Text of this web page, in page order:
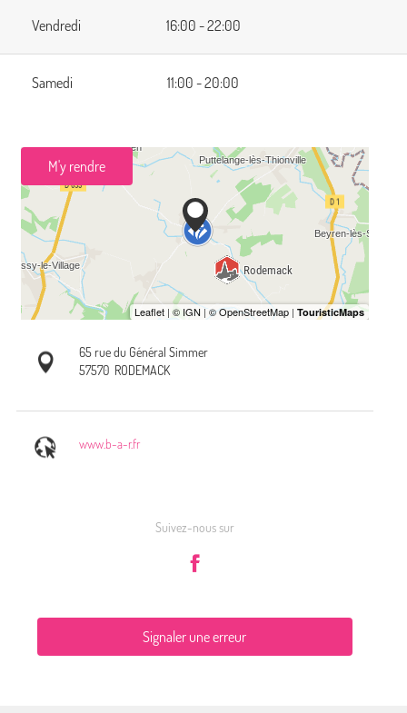
Vendredi 16:00 - 22:00
Samedi 11:00 - 20:00
M'y rendre
65 rue du Général Simmer
57570 RODEMACK
www.b-a-r.fr
Suivez-nous sur
Signaler une erreur